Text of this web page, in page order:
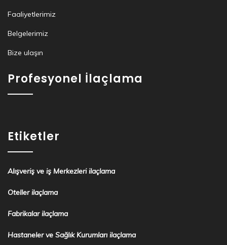
Faaliyetlerimiz
Belgelerimiz
Bize ulaşın
Profesyonel İlaçlama
Etiketler
Alışveriş ve iş Merkezleri ilaçlama
Oteller ilaçlama
Fabrikalar ilaçlama
Hastaneler ve Sağlık Kurumları ilaçlama